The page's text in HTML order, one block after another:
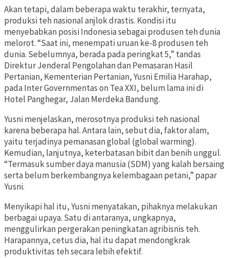
Akan tetapi, dalam beberapa waktu terakhir, ternyata,
produksi teh nasional anjlok drastis. Kondisi itu
menyebabkan posisi Indonesia sebagai produsen teh dunia
melorot. “Saat ini, menempati uruan ke-8 produsen teh
dunia. Sebelumnya, berada pada peringkat 5,” tandas
Direktur Jenderal Pengolahan dan Pemasaran Hasil
Pertanian, Kementerian Pertanian, Yusni Emilia Harahap,
pada Inter Governmentas on Tea XXI, belum lama ini di
Hotel Panghegar, Jalan Merdeka Bandung.
Yusni menjelaskan, merosotnya produksi teh nasional
karena beberapa hal. Antara lain, sebut dia, faktor alam,
yaitu terjadinya pemanasan global (global warming).
Kemudian, lanjutnya, keterbatasan bibit dan benih unggul.
“Termasuk sumber daya manusia (SDM) yang kalah bersaing
serta belum berkembangnya kelembagaan petani,” papar
Yusni.
Menyikapi hal itu, Yusni menyatakan, pihaknya melakukan
berbagai upaya. Satu di antaranya, ungkapnya,
menggulirkan pergerakan peningkatan agribisnis teh.
Harapannya, cetus dia, hal itu dapat mendongkrak
produktivitas teh secara lebih efektif.